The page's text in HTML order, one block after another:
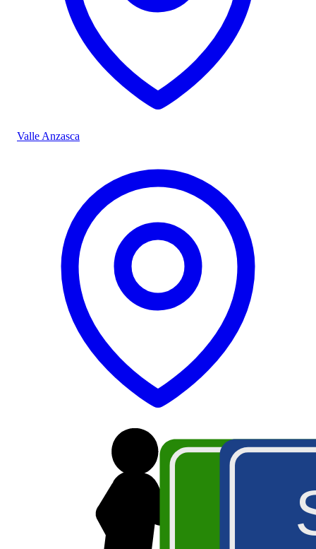
Valle Anzasca